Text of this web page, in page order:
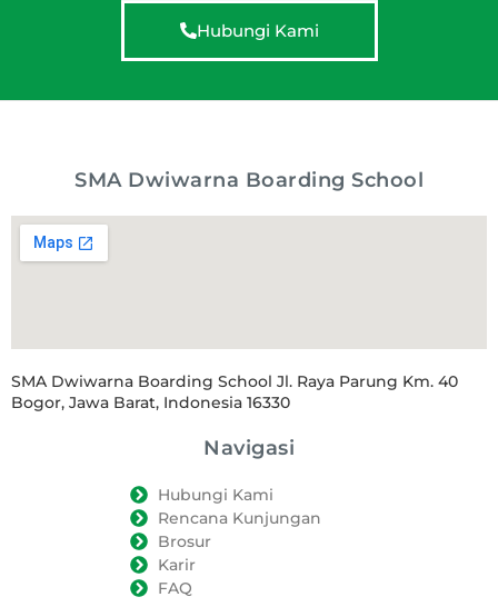
Hubungi Kami
SMA Dwiwarna Boarding School
SMA Dwiwarna Boarding School Jl. Raya Parung Km. 40
Bogor, Jawa Barat, Indonesia 16330
Navigasi
Hubungi Kami
Rencana Kunjungan
Brosur
Karir
FAQ